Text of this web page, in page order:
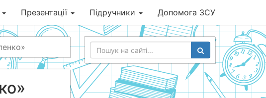
Презентації Підручники Допомога ЗСУ